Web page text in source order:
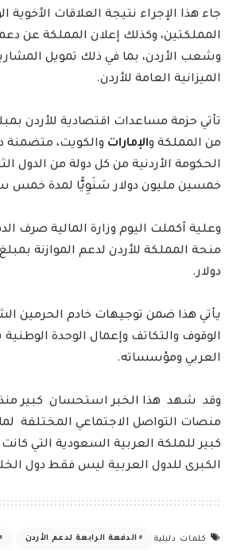
جاء هذا الإجراء نتيجة العلاقات الأخوية
المملكتين، وكذلك إعلان المملكة عن
وشعب الأردن، بما في ذلك تمويل
الميزانية العامة للأردن.
من المملكة والإمارات والكويت، متضمنة
خمسين مليون دولار سَنَوِيًّا لمدة خمس
وعلية أكملت اليوم وزارة المالية صرف
دولار.
يأتي هذا ضمن توجيهات خادم الحرمين
الوقوف والتكاتف وإعمال الوحدة
العربي ومؤسساته.
وقد شهد هذا الخبر استحسان كبير منذ
منصات التواصل الاجتماعي المختلفة
كبير للملكة العربية السعودية التي كانت
الكبرى للدول العربية ليس فقط دول
كلمات دليلية الدفعة الرابعة لدعم الأردن